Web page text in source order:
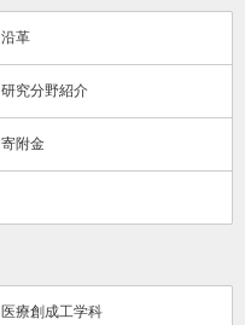
沿革
研究分野紹介
寄附金
医療創成工学科